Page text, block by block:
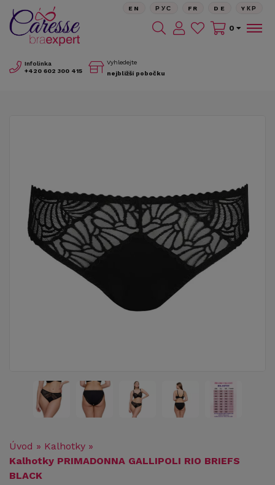
Infolinka
+420 602 300 415
Vyhledejte
nejbližší pobočku
EN РУС FR DE YКР
0
Úvod » Kalhotky »
Kalhotky PRIMADONNA GALLIPOLI RIO BRIEFS
BLACK